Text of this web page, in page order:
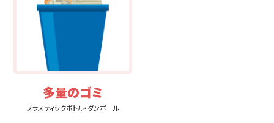
選ばれる5つの理由
機能と特徴
多量のゴミ
プラスティックボトル・ダンボール